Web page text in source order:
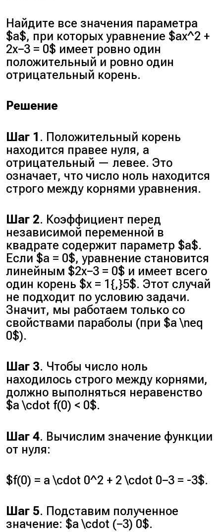
Найдите все значения параметра
$a$, при которых уравнение $ax^2 +
2x−3 = 0$ имеет ровно один
положительный и ровно один
отрицательный корень.
Решение
Шаг 1 . Положительный корень
находится правее нуля, а
отрицательный — левее. Это
означает, что число ноль находится
строго между корнями уравнения.
Шаг 2. Коэффициент перед
независимой переменной в
квадрате содержит параметр $a$.
Если $a = 0$, уравнение становится
линейным $2x−3 = 0$ и имеет всего
один корень $x = 1{,}5$. Этот случай
не подходит по условию задачи.
Значит, мы работаем только со
свойствами параболы (при $a \neq
0$).
Шаг 3. Чтобы число ноль
находилось строго между корнями,
должно выполняться неравенство
$a \cdot f(0) < 0$.
Шаг 4. Вычислим значение функции
от нуля:
$f(0) = a \cdot 0^2 + 2 \cdot 0−3 = -3$.
Шаг 5. Подставим полученное
значение: $a \cdot (−3) 0$.